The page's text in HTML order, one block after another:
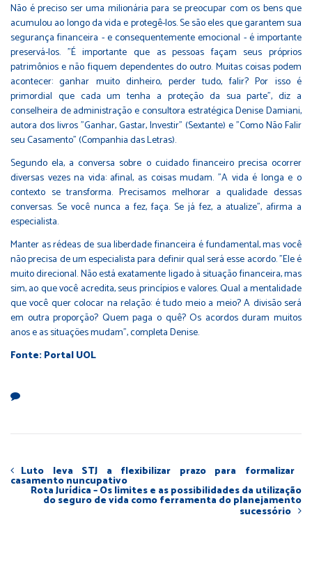
Não é preciso ser uma milionária para se preocupar com os bens que
acumulou ao longo da vida e protegê-los. Se são eles que garantem sua
segurança financeira - e consequentemente emocional - é importante
preservá-los. "É importante que as pessoas façam seus próprios
patrimônios e não fiquem dependentes do outro. Muitas coisas podem
acontecer: ganhar muito dinheiro, perder tudo, falir? Por isso é
primordial que cada um tenha a proteção da sua parte", diz a
conselheira de administração e consultora estratégica Denise Damiani,
autora dos livros "Ganhar, Gastar, Investir" (Sextante) e "Como Não Falir
seu Casamento" (Companhia das Letras).
Segundo ela, a conversa sobre o cuidado financeiro precisa ocorrer
diversas vezes na vida: afinal, as coisas mudam. "A vida é longa e o
contexto se transforma. Precisamos melhorar a qualidade dessas
conversas. Se você nunca a fez, faça. Se já fez, a atualize", afirma a
especialista.
Manter as rédeas de sua liberdade financeira é fundamental, mas você
não precisa de um especialista para definir qual será esse acordo. "Ele é
muito direcional. Não está exatamente ligado à situação financeira, mas
sim, ao que você acredita, seus princípios e valores. Qual a mentalidade
que você quer colocar na relação: é tudo meio a meio? A divisão será
em outra proporção? Quem paga o quê? Os acordos duram muitos
anos e as situações mudam", completa Denise.
Fonte: Portal UOL
Luto leva STJ a flexibilizar prazo para formalizar
casamento nuncupativo
Rota Jurídica – Os limites e as possibilidades da utilização
do seguro de vida como ferramenta do planejamento
sucessório